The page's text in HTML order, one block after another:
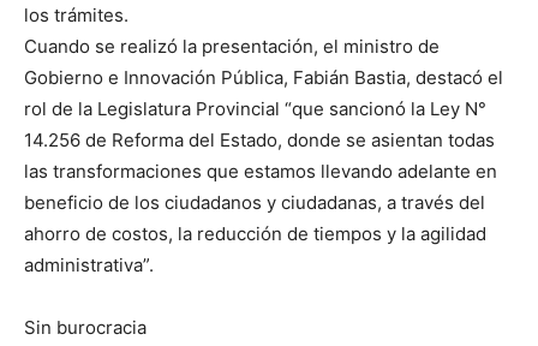
los trámites.
Cuando se realizó la presentación, el ministro de
Gobierno e Innovación Pública, Fabián Bastia, destacó el
rol de la Legislatura Provincial “que sancionó la Ley N°
14.256 de Reforma del Estado, donde se asientan todas
las transformaciones que estamos llevando adelante en
beneficio de los ciudadanos y ciudadanas, a través del
ahorro de costos, la reducción de tiempos y la agilidad
administrativa”.
Sin burocracia